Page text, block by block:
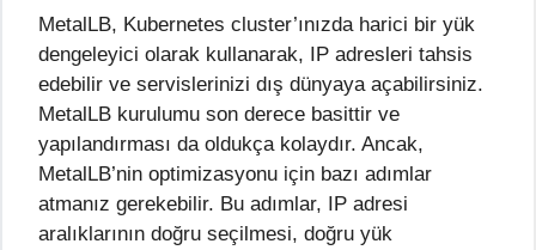
MetalLB, Kubernetes cluster’ınızda harici bir yük
dengeleyici olarak kullanarak, IP adresleri tahsis
edebilir ve servislerinizi dış dünyaya açabilirsiniz.
MetalLB kurulumu son derece basittir ve
yapılandırması da oldukça kolaydır. Ancak,
MetalLB’nin optimizasyonu için bazı adımlar
atmanız gerekebilir. Bu adımlar, IP adresi
aralıklarının doğru seçilmesi, doğru yük